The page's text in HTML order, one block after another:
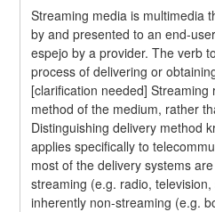
Streaming media is multimedia
by and presented to an end-
espejo by a provider. The verb
process of delivering or
[clarification needed]
method of the medium, rather
Distinguishing delivery method
applies specifically to
most of the delivery systems
streaming (e.g. radio,
inherently non-streaming (e.g.